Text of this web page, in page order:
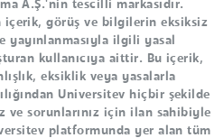
A.Ş.'nin tescilli markasıdır.
içerik, görüş ve bilgilerin eksiksiz
yayınlanmasıyla ilgili yasal
kullanıcıya aittir. Bu içerik,
eksiklik veya yasalarla
Universitev hiçbir şekilde
ve sorunlarınız için ilan sahibiyle
platformunda yer alan tüm